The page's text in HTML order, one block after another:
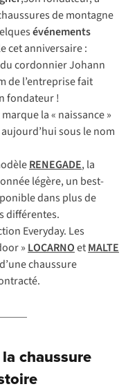
de montagne
événements
cet anniversaire :
cordonnier Johann
de l’entreprise fait
fondateur !
marque la « naissance »
sous le nom
RENEGADE, la
légère, un best-
dans plus de
différentes.
Everyday. Les
» LOCARNOetMALTE
chaussure
la chaussure